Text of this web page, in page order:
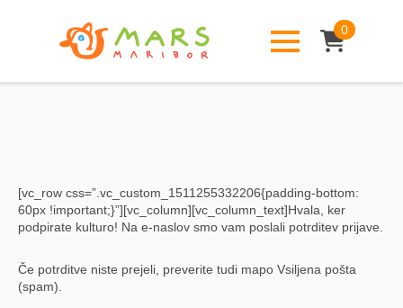
0
[vc_row css=”.vc_custom_1511255332206{padding-bottom:
60px !important;}”][vc_column][vc_column_text]Hvala, ker
podpirate kulturo! Na e-naslov smo vam poslali potrditev prijave.
Če potrditve niste prejeli, preverite tudi mapo Vsiljena pošta
(spam).